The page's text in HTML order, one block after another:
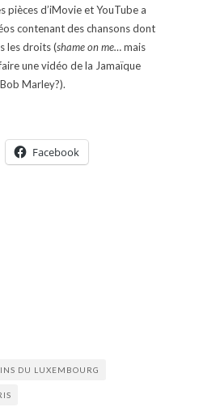
pièces d’iMovie et YouTube a
contenant des chansons dont
les droits (shame on me…mais
une vidéo de la Jamaïque
Marley?).
Facebook
DU LUXEMBOURG